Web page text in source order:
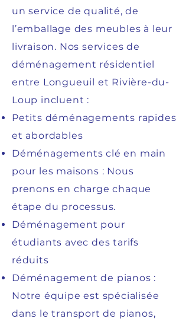
un service de qualité, de
l’emballage des meubles à leur
livraison. Nos services de
déménagement résidentiel
entre Longueuil et Rivière-du-
Loup incluent :
Petits déménagements rapides
et abordables
Déménagements clé en main
pour les maisons : Nous
prenons en charge chaque
étape du processus.
Déménagement pour
étudiants avec des tarifs
réduits
Déménagement de pianos :
Notre équipe est spécialisée
dans le transport de pianos,